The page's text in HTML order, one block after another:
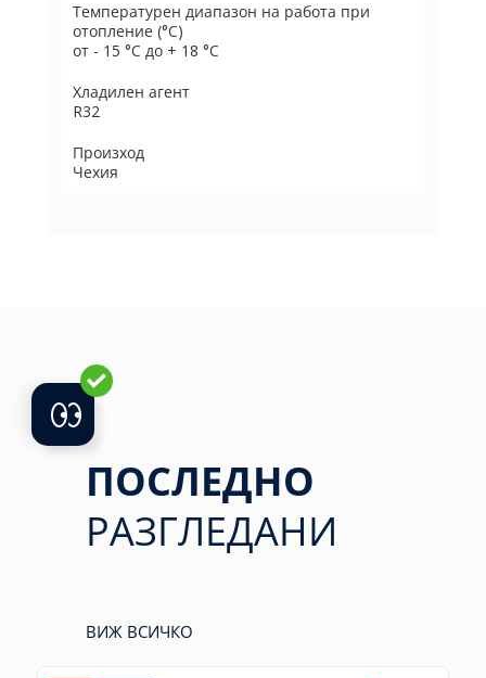
Температурен диапазон на работа при
отопление (°C)
от - 15 °C до + 18 °C
Хладилен агент
R32
Произход
Чехия
ПОСЛЕДНО
РАЗГЛЕДАНИ
ВИЖ ВСИЧКО